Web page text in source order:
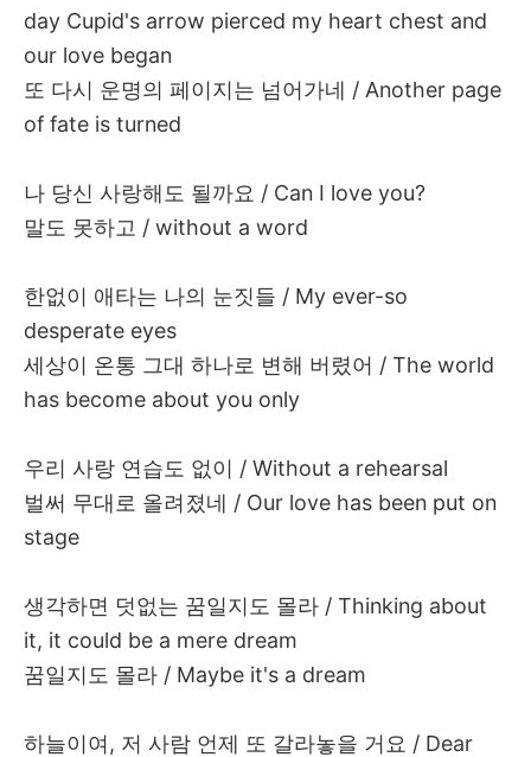
day Cupid's arrow pierced my heart chest and
our love began
또 다시 운명의 페이지는 넘어가네 / Another page
of fate is turned
나 당신 사랑해도 될까요 / Can I love you?
말도 못하고 / without a word
한없이 애타는 나의 눈짓들 / My ever-so
desperate eyes
세상이 온통 그대 하나로 변해 버렸어 / The world
has become about you only
우리 사랑 연습도 없이 / Without a rehearsal
벌써 무대로 올려졌네 / Our love has been put on
stage
생각하면 덧없는 꿈일지도 몰라 / Thinking about
it, it could be a mere dream
꿈일지도 몰라 / Maybe it's a dream
하늘이여 , 저 사람 언제 또 갈라놓을 거요 / Dear